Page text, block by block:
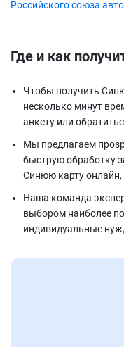
Российского союза
Где и как
Чтобы получить
несколько минут
анкету или
Мы предлагаем
быструю обработку
Синюю карту
Наша команда
выбором наиболее
индивидуальные